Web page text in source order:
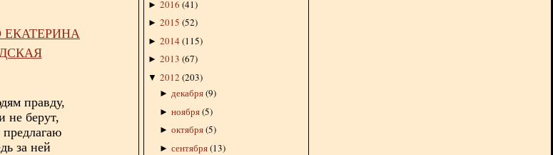
ЕКАТЕРИНА
правду,
не берут,
предлагаю
за ней
► 2016 (41)
► 2015 (52)
► 2014 (115)
► 2013 (67)
▼ 2012 (203)
► декабря(9)
► ноября(5)
► октября(5)
► сентября(13)